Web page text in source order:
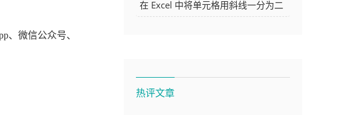
、微信公众号、
骤及技巧
在 Excel 中将单元格用斜线一分为二
热评文章